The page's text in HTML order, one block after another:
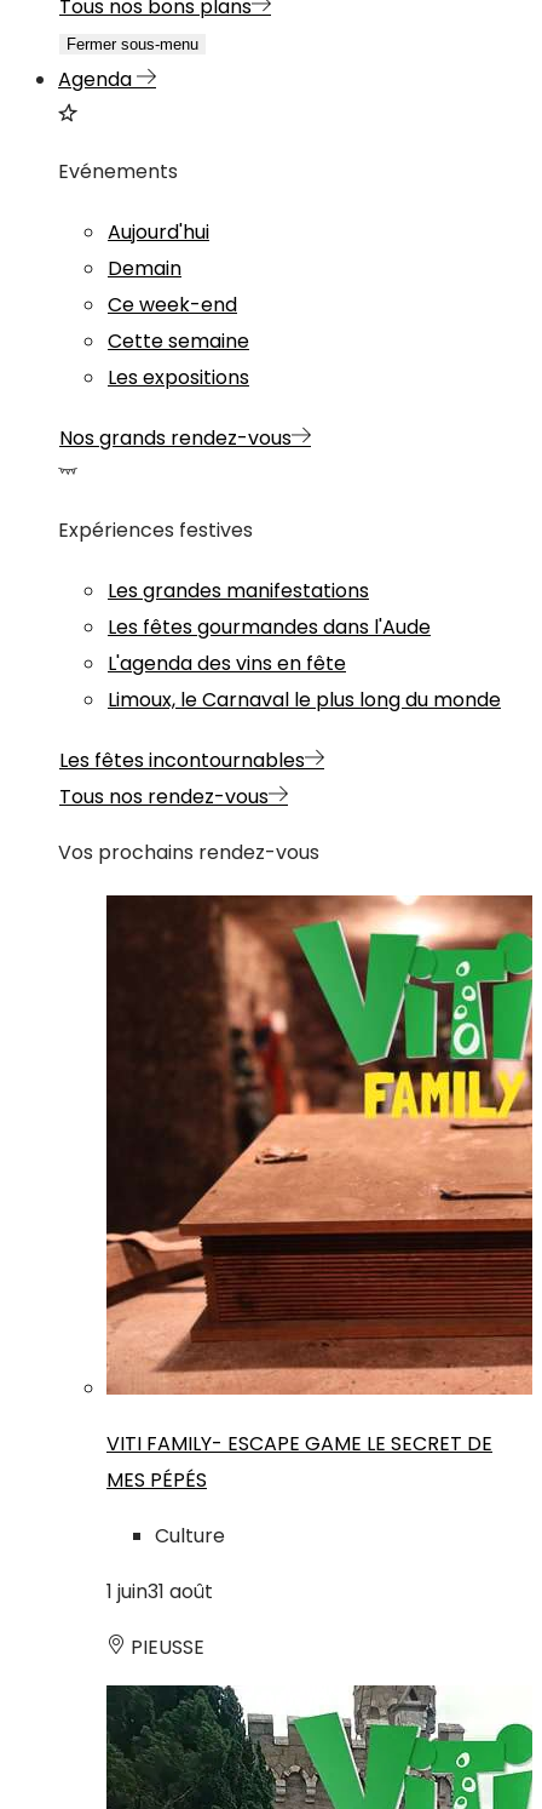
Tous nos bons plans
Fermer sous-menu
Agenda
Evénements
Aujourd'hui
Demain
Ce week-end
Cette semaine
Les expositions
Nos grands rendez-vous
Expériences festives
Les grandes manifestations
Les fêtes gourmandes dans l'Aude
L'agenda des vins en fête
Limoux, le Carnaval le plus long du monde
Les fêtes incontournables
Tous nos rendez-vous
Vos prochains rendez-vous
VITI FAMILY- ESCAPE GAME LE SECRET DE
MES PÉPÉS
Culture
1 juin31 août
PIEUSSE